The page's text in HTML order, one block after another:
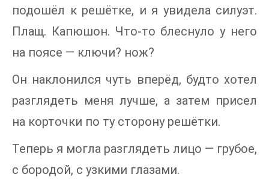
подошёл к решётке, и я увидела силуэт.
Плащ. Капюшон. Что-то блеснуло у него
на поясе — ключи? нож?
Он наклонился чуть вперёд, будто хотел
разглядеть меня лучше, а затем присел
на корточки по ту сторону решётки.
Теперь я могла разглядеть лицо — грубое,
с бородой, с узкими глазами.